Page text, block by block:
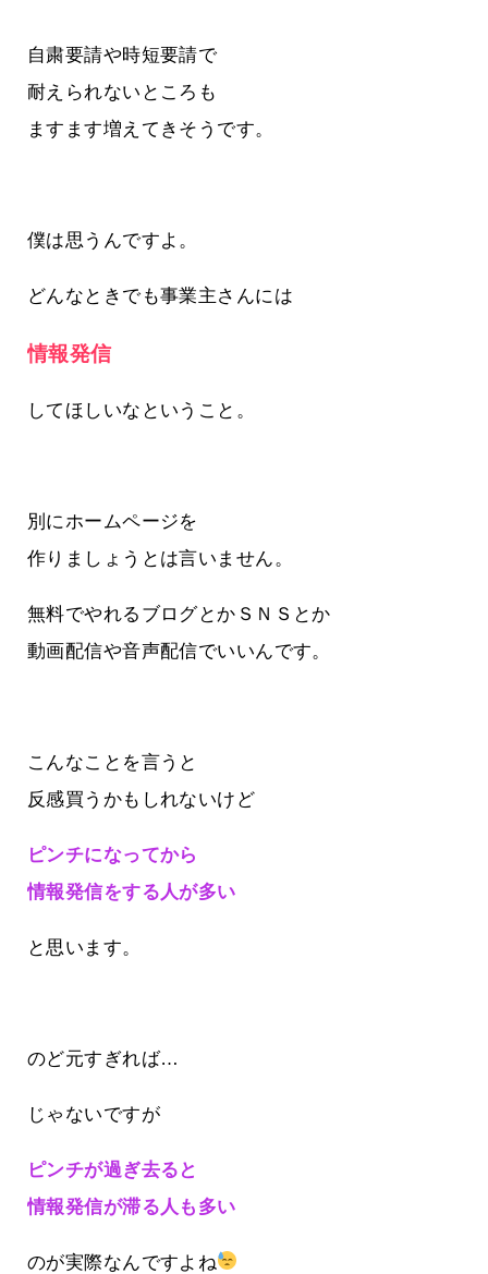
自粛要請や時短要請で
耐えられないところも
ますます増えてきそうです。
僕は思うんですよ。
どんなときでも事業主さんには
情報発信
してほしいなということ。
別にホームページを
作りましょうとは言いません。
無料でやれるブログとかＳＮＳとか
動画配信や音声配信でいいんです。
こんなことを言うと
反感買うかもしれないけど
ピンチになってから
情報発信をする人が多い
と思います。
のど元すぎれば…
じゃないですが
ピンチが過ぎ去ると
情報発信が滞る人も多い
のが実際なんですよね